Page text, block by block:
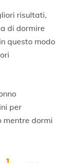
risultati,
di dormire
questo modo
per
mentre dormi